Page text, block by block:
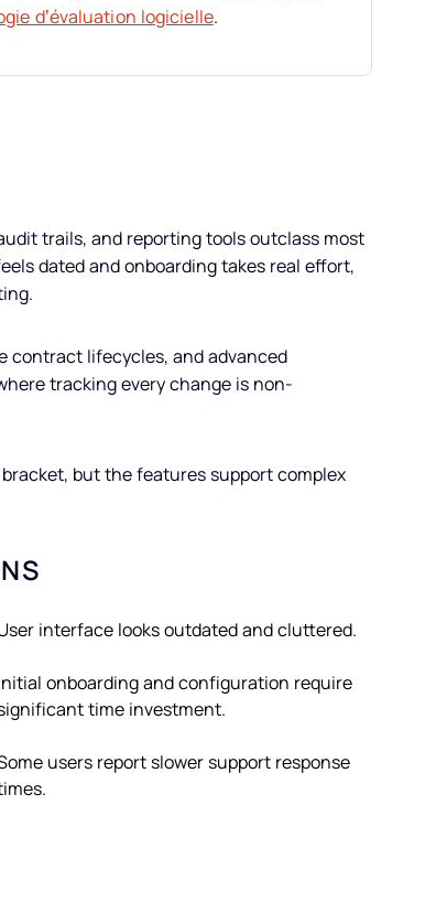
d’évaluation logicielle.
trails, and reporting tools outclass most
dated and onboarding takes real effort,
contract lifecycles, and advanced
tracking every change is non-
but the features support complex
interface looks outdated and cluttered.
onboarding and configuration require
time investment.
users report slower support response